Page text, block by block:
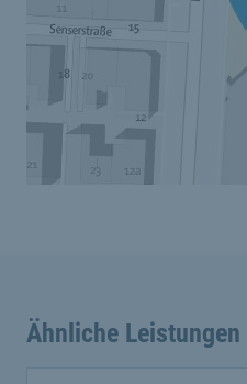
Ähnliche Leistungen